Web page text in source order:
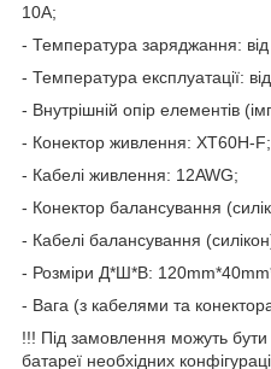
10А;
- Температура заряджання:
- Температура експлуатації:
- Внутрішній опір елементів
- Конектор живлення: XT60H-F;
- Кабелі живлення: 12AWG;
- Конектор балансування
- Кабелі балансування
- Розміри Д*Ш*В:
- Вага (з кабелями та
!!! Під замовлення можуть бути
батареї необхідних